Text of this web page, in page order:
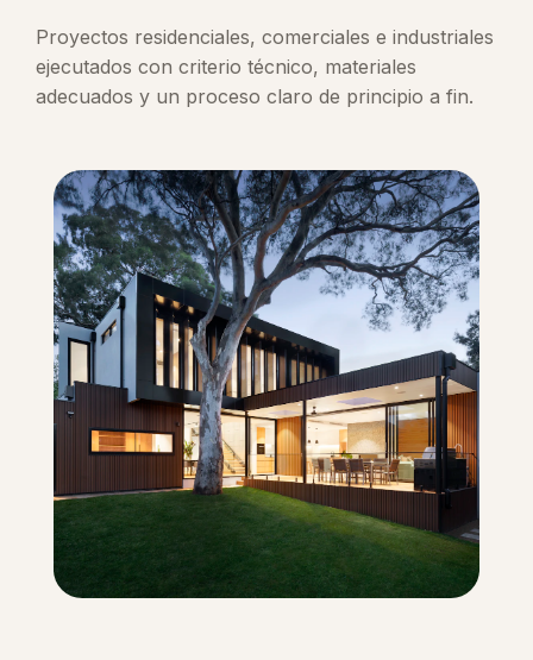
Proyectos residenciales, comerciales e industriales
ejecutados con criterio técnico, materiales
adecuados y un proceso claro de principio a fin.